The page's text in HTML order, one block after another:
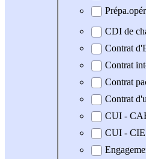
CDI de
Contrat
Contrat
Contrat
Contrat
CUI -
CUI - CIE